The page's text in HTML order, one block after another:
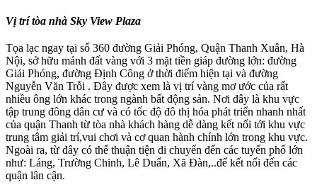
Vị trí tòa nhà Sky View Plaza
Tọa lạc ngay tại số 360 đường Giải Phóng, Quận Thanh Xuân, Hà
Nội, sở hữu mảnh đất vàng với 3 mặt tiền giáp đường lớn: đường
Giải Phóng, đường Định Công ở thời điểm hiện tại và đường
Nguyễn Văn Trỗi . Đây được xem là vị trí vàng mơ ước của rất
nhiều ông lớn khác trong ngành bất động sản. Nơi đây là khu vực
tập trung đông dân cư và có tốc độ đô thị hóa phát triển nhanh nhất
của quận Thanh từ tòa nhà khách hàng dễ dàng kết nối tới khu vực
trung tâm giải trí,vui chơi và cơ quan hành chính lớn trong khu vực.
Ngoài ra, từ đây có thể thuận tiện di chuyển đến các tuyến phố lớn
như: Láng, Trường Chinh, Lê Duẩn, Xã Đàn,..để kết nối đến các
quận lân cận.